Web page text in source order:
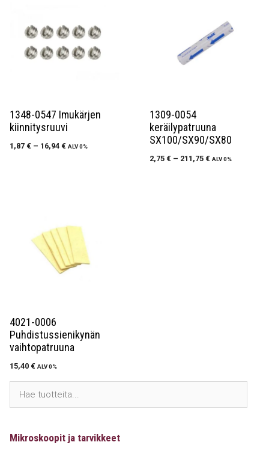
1348-0547 Imukärjen
kiinnitysruuvi
1,87 € – 16,94 € ALV 0%
1309-0054
keräilypatruuna
SX100/SX90/SX80
2,75 € – 211,75 € ALV 0%
4021-0006
Puhdistussienikynän
vaihtopatruuna
15,40 € ALV 0%
Mikroskoopit ja tarvikkeet